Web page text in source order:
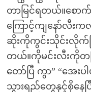
တာမြင်ရတယ်။စေ
ကြောင့်ကျနော်လီးက
ဆိုးကိုကွင်းသိုင်းလိုက်ပ
တယ်။ကိုမင်းလီးကိုတပ
တော်ပြီ ကွာ” “အေ
သွားရည်တွေနှင့်စိုနေ